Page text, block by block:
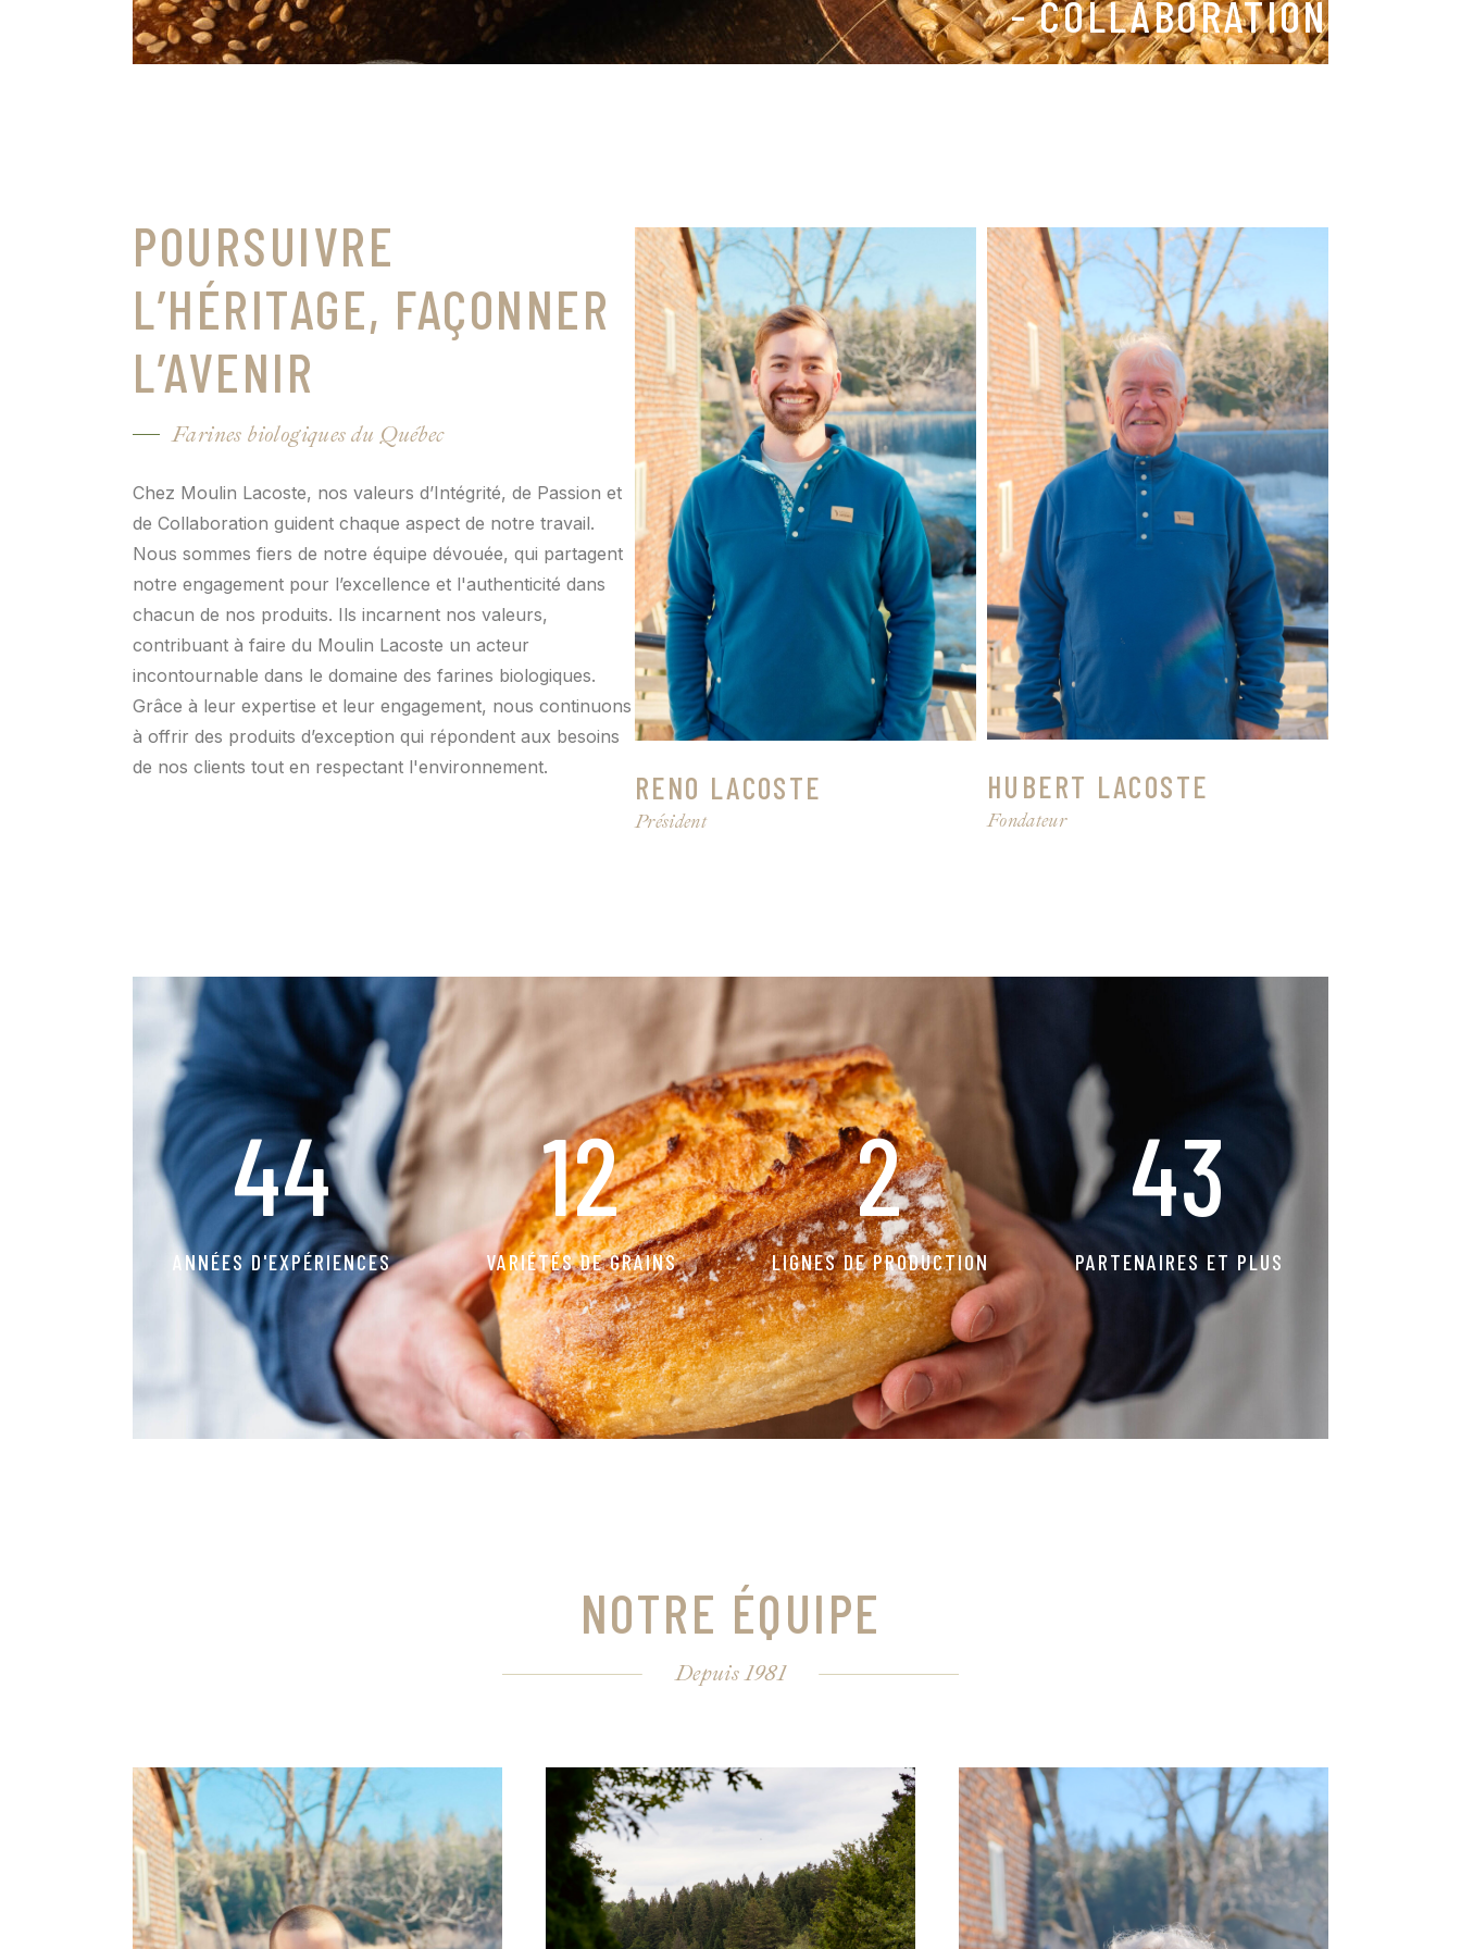
- COLLABORATION
POURSUIVRE
L’HÉRITAGE, FAÇONNER
L’AVENIR
Farines biologiques du Québec
Chez Moulin Lacoste, nos valeurs d’Intégrité, de Passion et
de Collaboration guident chaque aspect de notre travail.
Nous sommes fiers de notre équipe dévouée, qui partagent
notre engagement pour l’excellence et l'authenticité dans
chacun de nos produits. Ils incarnent nos valeurs,
contribuant à faire du Moulin Lacoste un acteur
incontournable dans le domaine des farines biologiques.
Grâce à leur expertise et leur engagement, nous continuons
à offrir des produits d’exception qui répondent aux besoins
de nos clients tout en respectant l'environnement.
RENO LACOSTE
Président
HUBERT LACOSTE
Fondateur
44
ANNÉES D'EXPÉRIENCES
12
VARIÉTÉS DE GRAINS
2
LIGNES DE PRODUCTION
100
PARTENAIRES ET PLUS
NOTRE ÉQUIPE
Depuis 1981